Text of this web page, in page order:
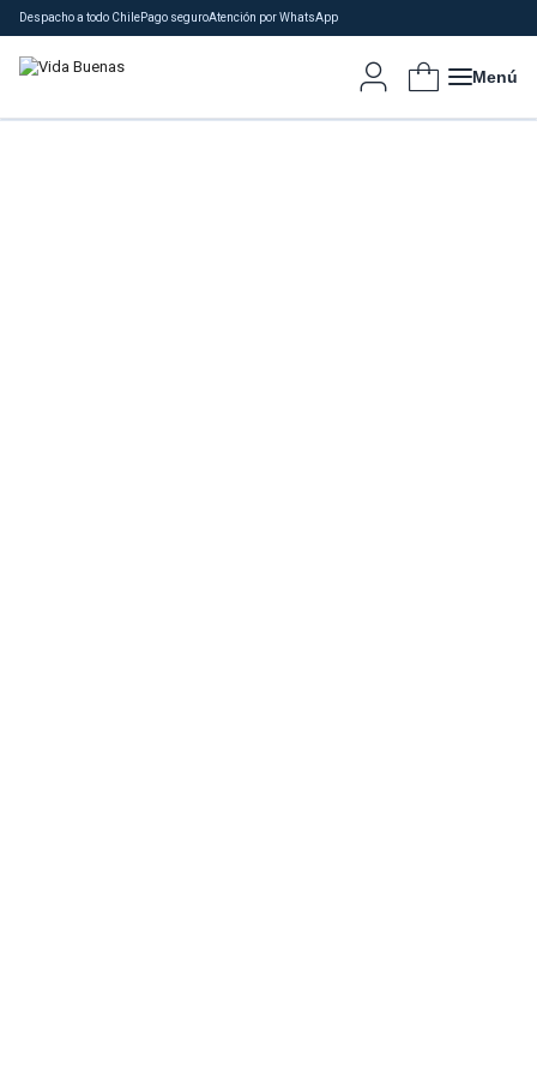
Despacho a todo ChilePago seguroAtención por WhatsApp
Menú